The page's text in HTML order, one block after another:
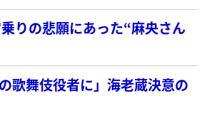
りの悲願にあった“麻央さん
歌舞伎役者に」海老蔵決意の